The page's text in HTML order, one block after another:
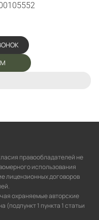
правообладателей не
использования
лицензионных договоров
охраняемые авторские
(подпункт 1 пункта 1 статьи